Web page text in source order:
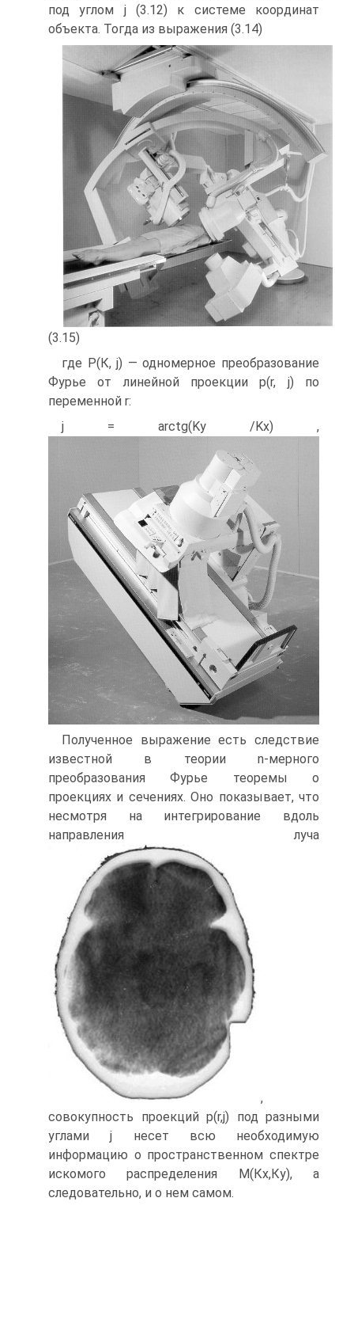
под углом j (3.12) к системе координат
объекта. Тогда из выражения (3.14)
(3.15)
где Р(К, j) — одномерное преобразование
Фурье от линейной проекции р(r, j) по
переменной r:
j = arctg(Ky /Kx) ,
Полученное выражение есть следствие
известной в теории n-мерного
преобразования Фурье теоремы о
проекциях и сечениях. Оно показывает, что
несмотря на интегрирование вдоль
направления луча
,
совокупность проекций р(r,j) под разными
углами j несет всю необходимую
информацию о пространственном спектре
искомого распределения М(Кх,Ку), а
следовательно, и о нем самом.